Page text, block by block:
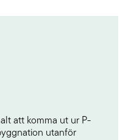
att komma ut ur P-
utanför